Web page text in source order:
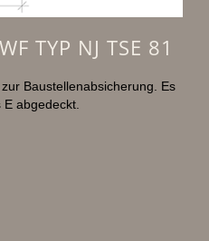
TYP NJ TSE 81
Baustellenabsicherung. Es
E abgedeckt.